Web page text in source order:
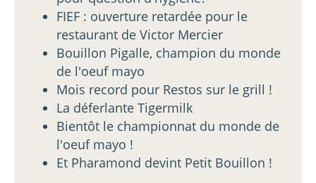
FIEF : ouverture retardée pour le
restaurant de Victor Mercier
Bouillon Pigalle, champion du monde
de l'oeuf mayo
Mois record pour Restos sur le grill !
La déferlante Tigermilk
Bientôt le championnat du monde de
l'oeuf mayo !
Et Pharamond devint Petit Bouillon !